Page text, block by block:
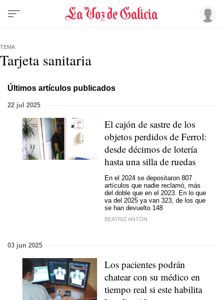
TEMA
Tarjeta sanitaria
Últimos artículos publicados
22 jul 2025
El cajón de sastre de los
objetos perdidos de Ferrol:
desde décimos de lotería
hasta una silla de ruedas
En el 2024 se depositaron 807
artículos que nadie reclamó, más
del doble que en el 2023. En lo que
va del 2025 ya van 323, de los que
se han devuelto 148
BEATRIZ ANTÓN
03 jun 2025
Los pacientes podrán
chatear con su médico en
tiempo real si este habilita